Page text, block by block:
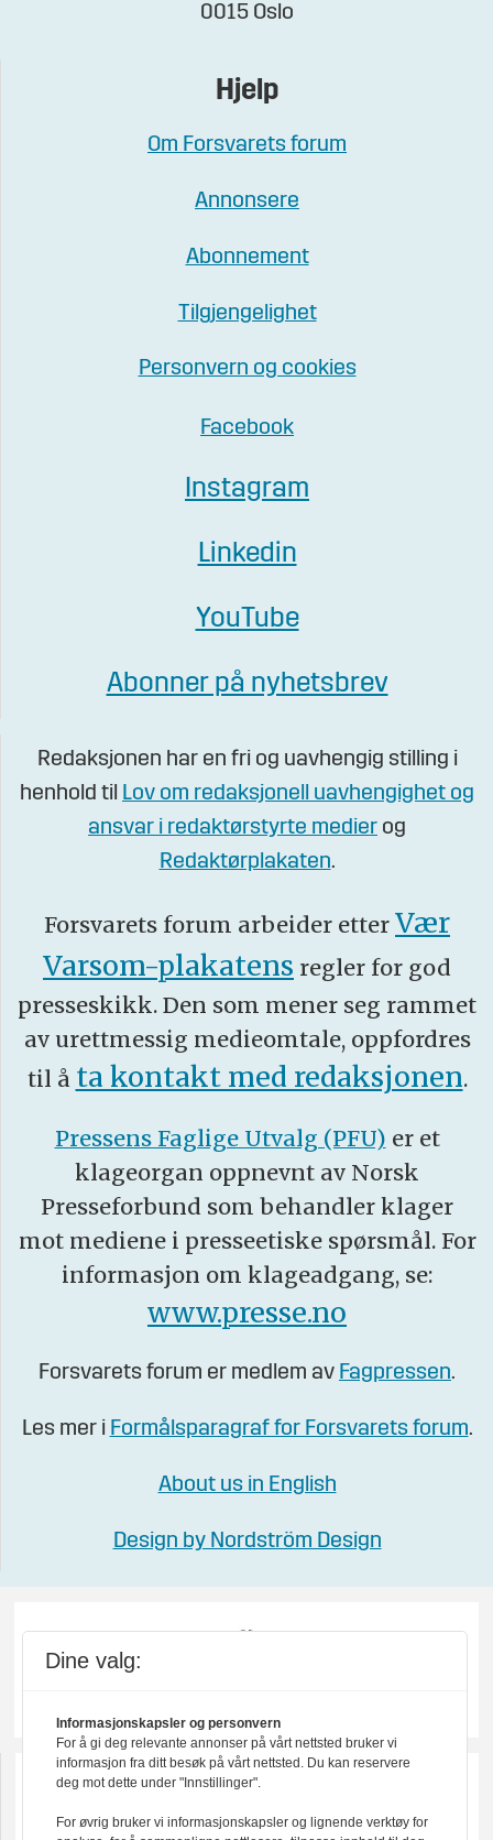
0015 Oslo
Hjelp
Om Forsvarets forum
Annonsere
Abonnement
Tilgjengelighet
Personvern og cookies
Facebook
Instagram
Linkedin
YouTube
Abonner på nyhetsbrev
Redaksjonen har en fri og uavhengig stilling i
henhold til Lov om redaksjonell uavhengighet og
ansvar i redaktørstyrte medier og
Redaktørplakaten.
Forsvarets forum arbeider etter Vær
Varsom-plakatens regler for god
presseskikk. Den som mener seg rammet
av urettmessig medieomtale, oppfordres
til å ta kontakt med redaksjonen.
Pressens Faglige Utvalg (PFU) er et
klageorgan oppnevnt av Norsk
Presseforbund som behandler klager
mot mediene i presseetiske spørsmål. For
informasjon om klageadgang, se:
www.presse.no
Forsvarets forum er medlem av Fagpressen.
Les mer i Formålsparagraf for Forsvarets forum.
About us in English
Design by Nordström Design
Dine valg:
Informasjonskapsler og personvern
For å gi deg relevante annonser på vårt nettsted bruker vi
informasjon fra ditt besøk på vårt nettsted. Du kan reservere
deg mot dette under "Innstillinger".
For øvrig bruker vi informasjonskapsler og lignende verktøy for